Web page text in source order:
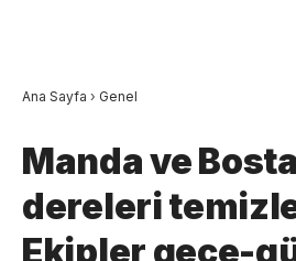
Ana Sayfa › Genel
Manda ve
dereleri
Ekipler gece-